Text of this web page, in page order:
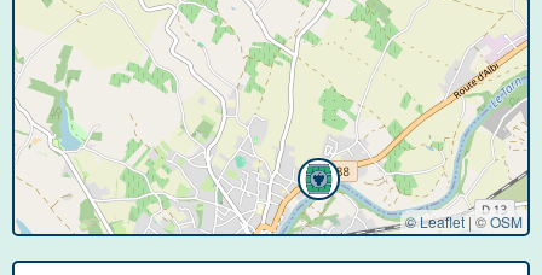
© Leaflet | ©OSM